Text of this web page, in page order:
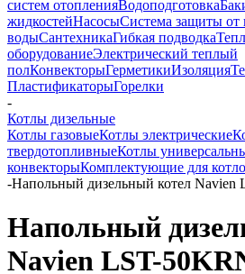
систем отопленияВодоподготовка
жидкостейНасосыСистема защиты от
водыСантехникаГибкая подводка
оборудованиеЭлектрический теплый
полКонвекторыГерметикиИзоляция
ПластификаторыГорелки
-
Котлы дизельные
Котлы газовыеКотлы электрические
твердотопливныеКотлы
конвекторыКомплектующие для
-Напольный дизельный котел Navien
Напольный
Navien LST-